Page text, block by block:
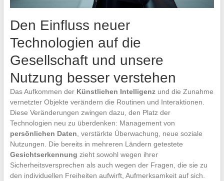
Den Einfluss neuer
Technologien auf die
Gesellschaft und unsere
Nutzung besser verstehen
Das Aufkommen der Künstlichen Intelligenzund die Zunahme
vernetzter Objekte verändern die Routinen und Interaktionen.
Diese Veränderungen zwingen dazu, den Platz der
Technologien neu zu überdenken: Management von
persönlichen Daten , verstärkte Überwachung, neue soziale
Nutzungen. Die bereits in mehreren Ländern getestete
Gesichtserkennung zieht sowohl wegen ihrer
Sicherheitsversprechen als auch wegen der Fragen, die sie zu
den individuellen Freiheiten aufwirft, Aufmerksamkeit auf sich.